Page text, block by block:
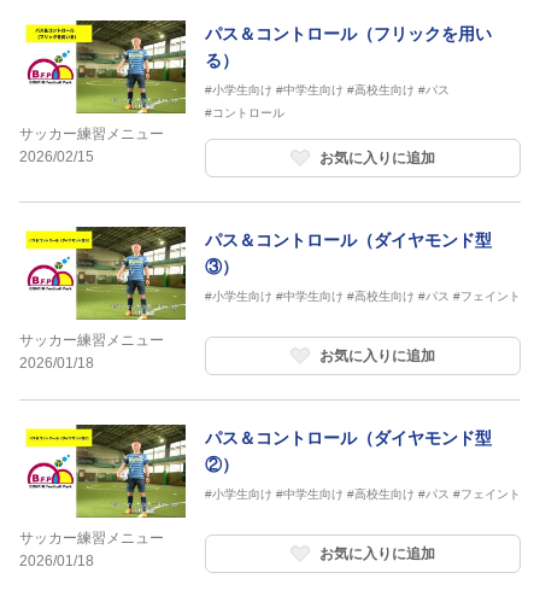
サッカー練習メニュー
2026/02/15
パス＆コントロール（フリックを用い
る）
#小学生向け #中学生向け #高校生向け #パス
#コントロール
お気に入りに追加
サッカー練習メニュー
2026/01/18
パス＆コントロール（ダイヤモンド型
③）
#小学生向け #中学生向け #高校生向け #パス #フェイント
お気に入りに追加
サッカー練習メニュー
2026/01/18
パス＆コントロール（ダイヤモンド型
②）
#小学生向け #中学生向け #高校生向け #パス #フェイント
お気に入りに追加